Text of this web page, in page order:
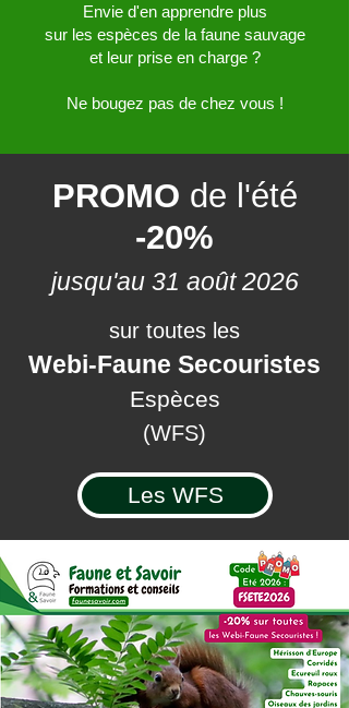
Envie d'en apprendre plus
sur les espèces de la faune sauvage
et leur prise en charge ?
Ne bougez pas de chez vous !
PROMO de l'été
-20%
jusqu'au 31 août 2026
sur toutes les
Webi-Faune Secouristes
Espèces
(WFS)
Les WFS